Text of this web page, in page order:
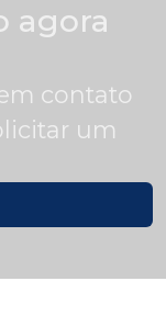
agora
contato
um